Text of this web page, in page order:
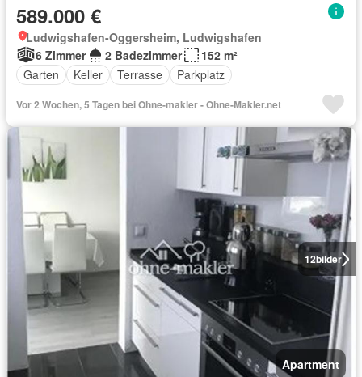
589.000 €
Ludwigshafen-Oggersheim, Ludwigshafen
6 Zimmer
2 Badezimmer
152 m²
Garten
Keller Terrasse Parkplatz
Vor 2 Wochen, 5 Tagen bei Ohne-makler - Ohne-Makler.net
12bilder
Apartment